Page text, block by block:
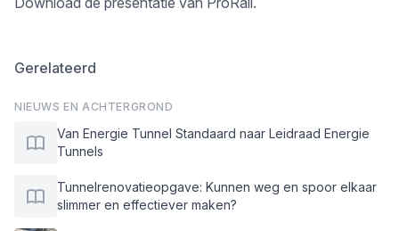
Gerelateerd
NIEUWS EN ACHTERGROND
Van Energie Tunnel Standaard naar Leidraad Energie
Tunnels
Tunnelrenovatieopgave: Kunnen weg en spoor elkaar
slimmer en effectiever maken?